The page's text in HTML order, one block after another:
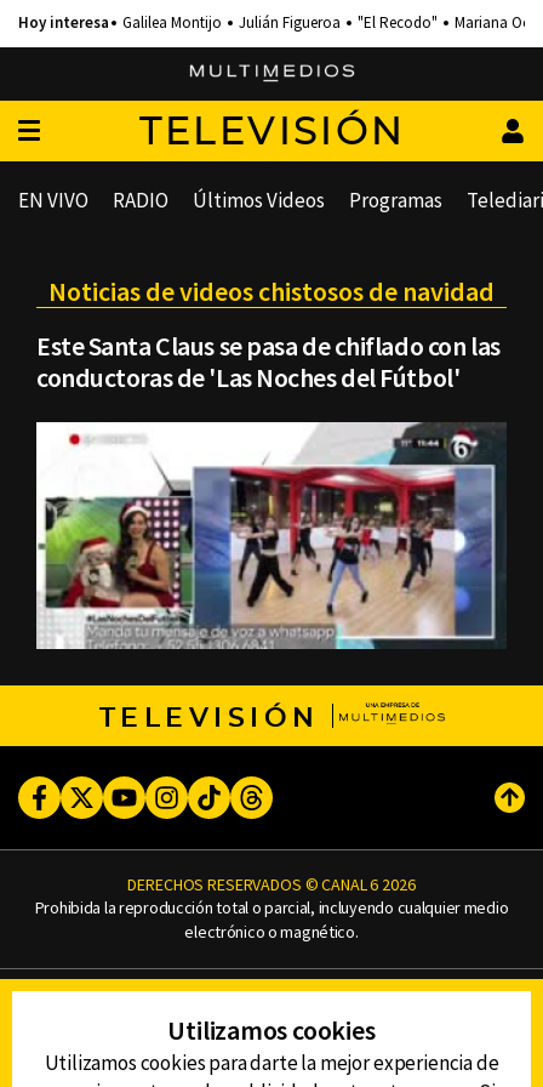
Galilea Montijo Julián Figueroa "El Recodo" Mariana
TELEVISIÓN
EN VIVO RADIO Últimos Videos Programas
Noticias de videos chistosos de navidad
Este Santa Claus se pasa de chiflado con las
conductoras de 'Las Noches del Fútbol'
TELEVISIÓN
FacebookTwitterYoutubeInstagram
TikTokThreads
DERECHOS RESERVADOS © CANAL 6 2026
Prohibida la reproducción total o parcial, incluyendo cualquier medio
electrónico o magnético.
AVISO DE PRIVACIDAD
DEFENSORÍA DE LAS AUDIENCIAS
Utilizamos cookies
Utilizamos cookies para darte la mejor experiencia de